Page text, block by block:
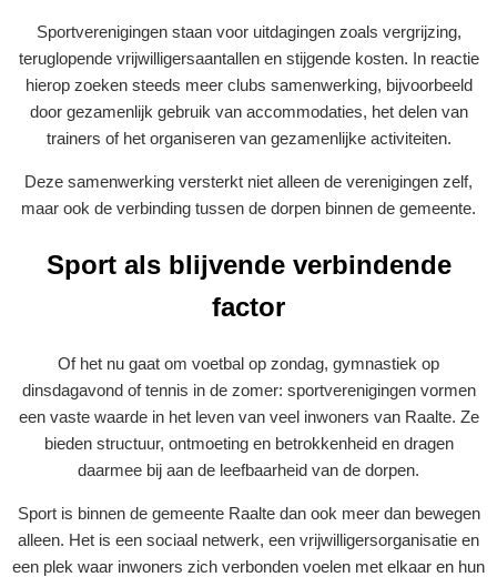
Sportverenigingen staan voor uitdagingen zoals vergrijzing,
teruglopende vrijwilligersaantallen en stijgende kosten. In reactie
hierop zoeken steeds meer clubs samenwerking, bijvoorbeeld
door gezamenlijk gebruik van accommodaties, het delen van
trainers of het organiseren van gezamenlijke activiteiten.
Deze samenwerking versterkt niet alleen de verenigingen zelf,
maar ook de verbinding tussen de dorpen binnen de gemeente.
Sport als blijvende verbindende
factor
Of het nu gaat om voetbal op zondag, gymnastiek op
dinsdagavond of tennis in de zomer: sportverenigingen vormen
een vaste waarde in het leven van veel inwoners van Raalte. Ze
bieden structuur, ontmoeting en betrokkenheid en dragen
daarmee bij aan de leefbaarheid van de dorpen.
Sport is binnen de gemeente Raalte dan ook meer dan bewegen
alleen. Het is een sociaal netwerk, een vrijwilligersorganisatie en
een plek waar inwoners zich verbonden voelen met elkaar en hun